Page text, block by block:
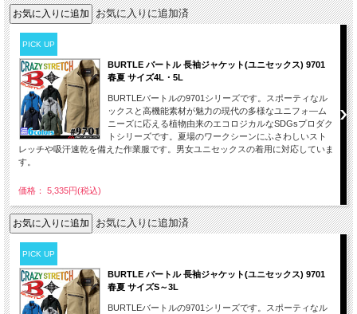
お気に入りに追加済
PICK UP
BURTLE バートル 長袖ジャケット(ユニセックス) 9701
春夏 サイズ4L・5L
BURTLEバートルの9701シリーズです。スポーティなル
ックスと高機能素材が魅力の現代の多様なユニフォ―ム
ニーズに応える植物由来のエコロジカルなSDGsプロダク
トシリーズです。夏場のワークシーンにふさわしいスト
レッチや吸汗速乾を備えた作業服です。男女ユニセックスの着用に対応していま
す。
価格： 5,335円(税込)
お気に入りに追加済
PICK UP
BURTLE バートル 長袖ジャケット(ユニセックス) 9701
春夏 サイズS～3L
BURTLEバートルの9701シリーズです。スポーティなル